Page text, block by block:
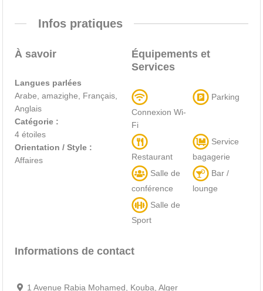
Infos pratiques
À savoir
Langues parlées
Arabe, amazighe, Français,
Anglais
Catégorie :
4 étoiles
Orientation / Style :
Affaires
Équipements et
Services
Connexion Wi-
Fi
Parking
Restaurant
Service
bagagerie
Salle de
conférence
Bar /
lounge
Salle de
Sport
Informations de contact
1 Avenue Rabia Mohamed, Kouba, Alger